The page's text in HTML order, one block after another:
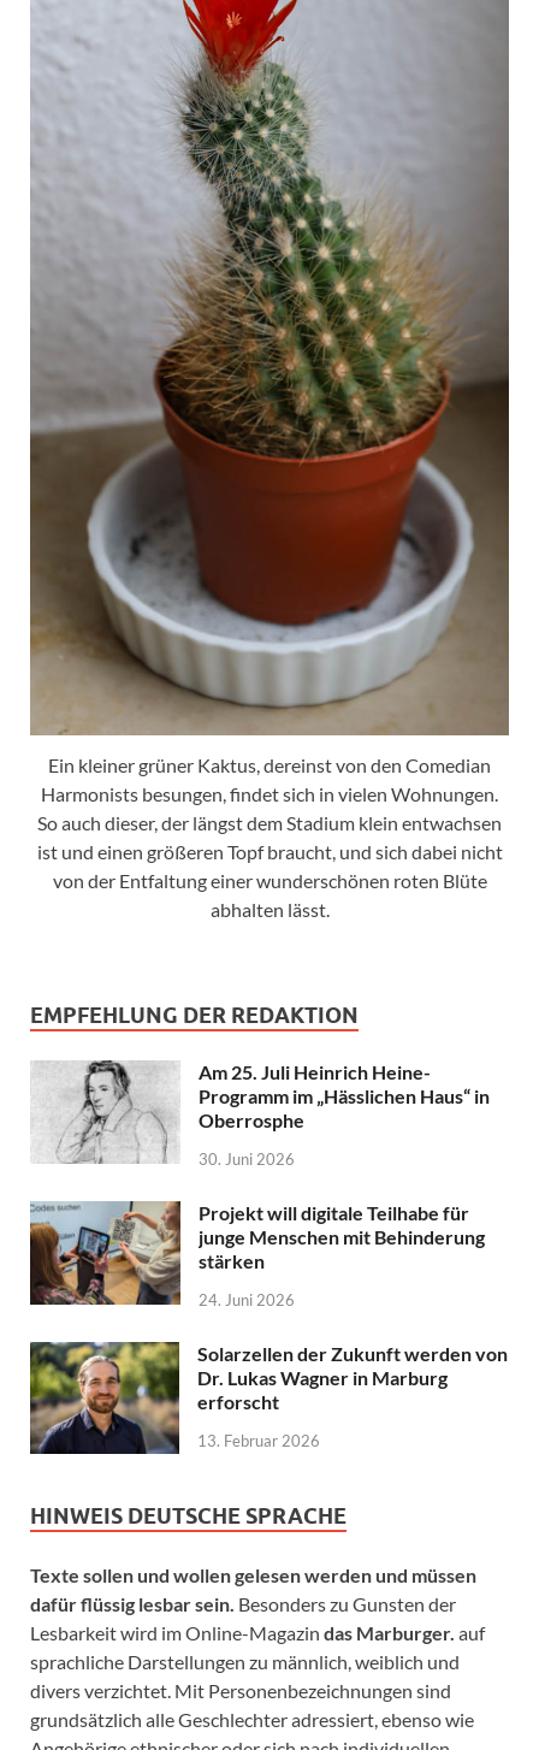
Ein kleiner grüner Kaktus, dereinst von den Comedian
Harmonists besungen, findet sich in vielen Wohnungen.
So auch dieser, der längst dem Stadium klein entwachsen
ist und einen größeren Topf braucht, und sich dabei nicht
von der Entfaltung einer wunderschönen roten Blüte
abhalten lässt.
EMPFEHLUNG DER REDAKTION
Am 25. Juli Heinrich Heine-
Programm im „Hässlichen Haus“ in
Oberrosphe
30. Juni 2026
Projekt will digitale Teilhabe für
junge Menschen mit Behinderung
stärken
24. Juni 2026
Solarzellen der Zukunft werden von
Dr. Lukas Wagner in Marburg
erforscht
13. Februar 2026
HINWEIS DEUTSCHE SPRACHE
Texte sollen und wollen gelesen werden und müssen
dafür flüssig lesbar sein. Besonders zu Gunsten der
Lesbarkeit wird im Online-Magazin das Marburger. auf
sprachliche Darstellungen zu männlich, weiblich und
divers verzichtet. Mit Personenbezeichnungen sind
grundsätzlich alle Geschlechter adressiert, ebenso wie